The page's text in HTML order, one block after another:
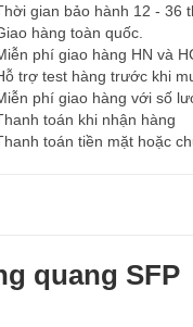
gian bảo hành 12 - 36
hàng toàn quốc.
phí giao hàng HN và
trợ test hàng trước khi
phí giao hàng với số
toán khi nhận hàng
toán tiền mặt hoặc
quang SFP